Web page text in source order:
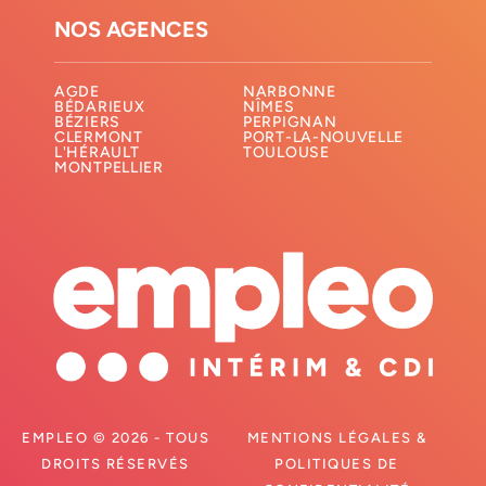
NOS AGENCES
AGDE
BÉDARIEUX
BÉZIERS
CLERMONT
L'HÉRAULT
MONTPELLIER
NARBONNE
NÎMES
PERPIGNAN
PORT-LA-NOUVELLE
TOULOUSE
EMPLEO © 2026 - TOUS
DROITS RÉSERVÉS
MENTIONS LÉGALES &
POLITIQUES DE